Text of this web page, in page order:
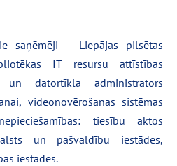
saņēmēji – Liepājas pilsētas
IT resursu attīstības
un datortīkla administrators
videonovērošanas sistēmas
tiesību aktos
un pašvaldību iestādes,
iestādes.